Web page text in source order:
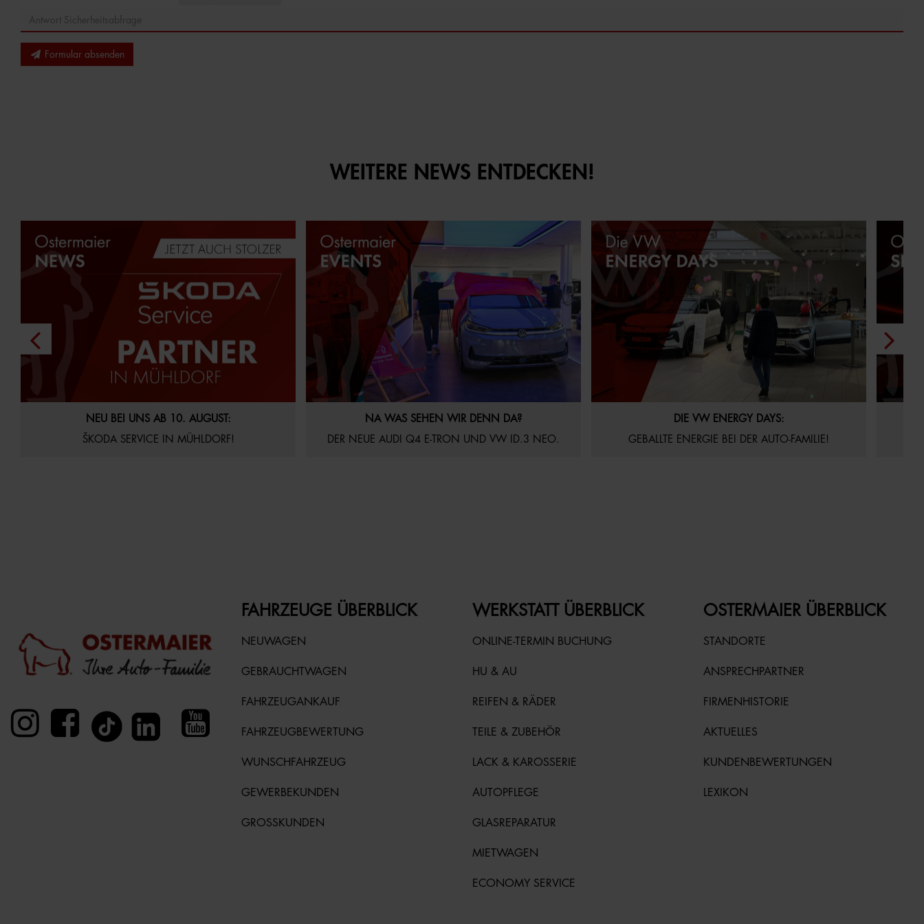
Formular absenden
WEITERE NEWS ENTDECKEN!
Aktuelles Startseite
NEU BEI UNS AB 10. AUGUST:
ŠKODA SERVICE IN MÜHLDORF!
Aktuelles Startseite
NA WAS SEHEN WIR DENN DA?
DER NEUE AUDI Q4 E-TRON UND VW ID.3 NEO.
Aktuelles Startseite
DIE VW ENERGY DAYS:
GEBALLTE ENERGIE BEI DER AUTO-FAMILIE!
FAHRZEUGE ÜBERBLICK
NEUWAGEN
GEBRAUCHTWAGEN
FAHRZEUGANKAUF
FAHRZEUGBEWERTUNG
WUNSCHFAHRZEUG
GEWERBEKUNDEN
GROSSKUNDEN
WERKSTATT ÜBERBLICK
ONLINE-TERMIN BUCHUNG
HU & AU
REIFEN & RÄDER
TEILE & ZUBEHÖR
LACK & KAROSSERIE
AUTOPFLEGE
GLASREPARATUR
MIETWAGEN
ECONOMY SERVICE
OSTERMAIER ÜBERBLICK
STANDORTE
ANSPRECHPARTNER
FIRMENHISTORIE
AKTUELLES
KUNDENBEWERTUNGEN
LEXIKON